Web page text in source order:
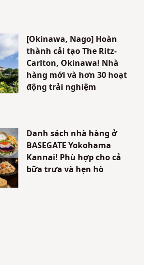
[Okinawa, Nago] Hoàn
thành cải tạo The Ritz-
Carlton, Okinawa! Nhà
hàng mới và hơn 30 hoạt
động trải nghiệm
Danh sách nhà hàng ở
BASEGATE Yokohama
Kannai! Phù hợp cho cả
bữa trưa và hẹn hò